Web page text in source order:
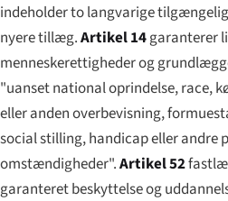
indeholder to langvarige
nyere tillæg.Artikel 14garanterer
menneskerettigheder og
"uanset national oprindelse, race,
eller anden overbevisning,
social stilling,handicapeller andre
omstændigheder".Artikel 52
garanteret beskyttelse og